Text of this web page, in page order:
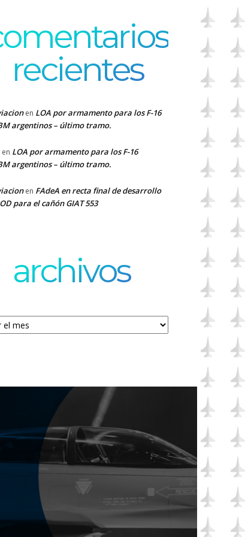
recientes
en LOA por armamento para los F-16
argentinos – último tramo.
en LOA por armamento para los F-16
argentinos – último tramo.
en FAdeA en recta final de desarrollo
para el cañón GIAT 553
archivos